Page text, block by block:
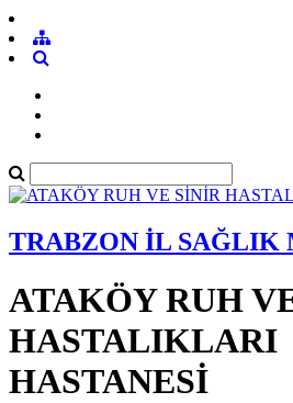
TRABZON İL SAĞLIK
ATAKÖY RUH
HASTALIKLARI
HASTANESİ